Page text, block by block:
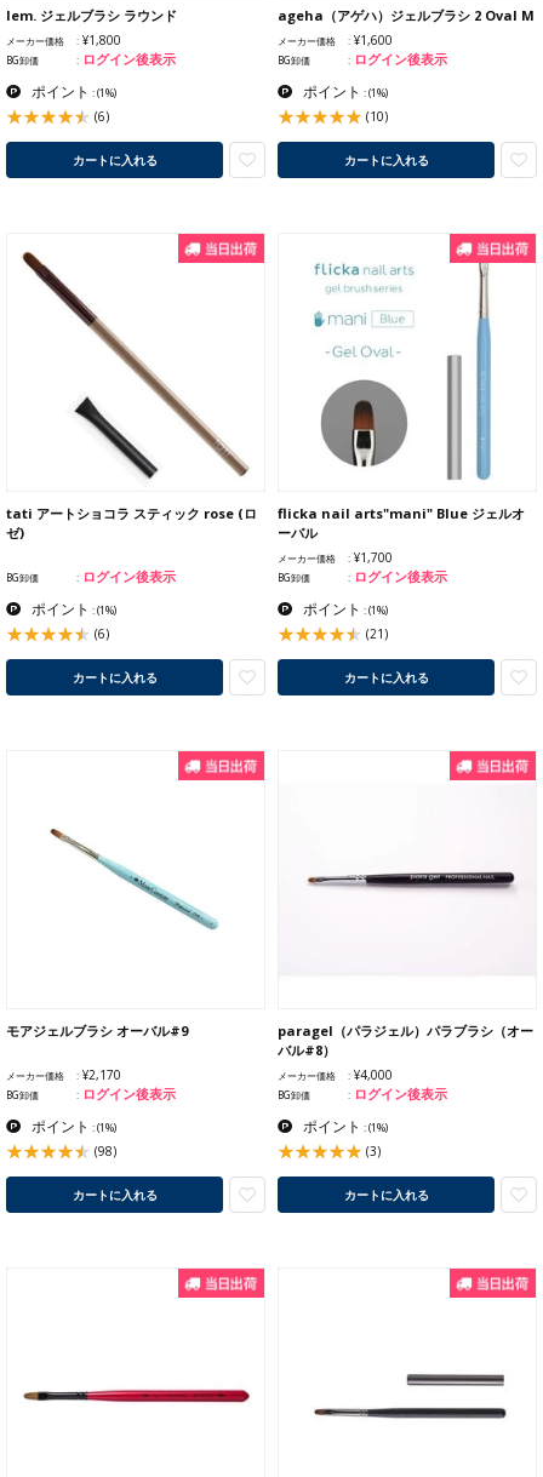
lem. ジェルブラシ ラウンド
メーカー価格 ¥1,800
BG卸価 ログイン後表示
ポイント :(1%)
(6)
カートに入れる
ageha（アゲハ）ジェルブラシ 2 Oval M
メーカー価格 ¥1,600
BG卸価 ログイン後表示
ポイント :(1%)
(10)
カートに入れる
tati アートショコラ スティック rose (ロ
ゼ)
BG卸価 ログイン後表示
ポイント :(1%)
(6)
カートに入れる
flicka nail arts"mani" Blue ジェルオ
ーバル
メーカー価格 ¥1,700
BG卸価 ログイン後表示
ポイント :(1%)
(21)
カートに入れる
モアジェルブラシ オーバル#9
メーカー価格 ¥2,170
BG卸価 ログイン後表示
ポイント :(1%)
(98)
カートに入れる
paragel（パラジェル）パラブラシ（オー
バル#8）
メーカー価格 ¥4,000
BG卸価 ログイン後表示
ポイント :(1%)
(3)
カートに入れる